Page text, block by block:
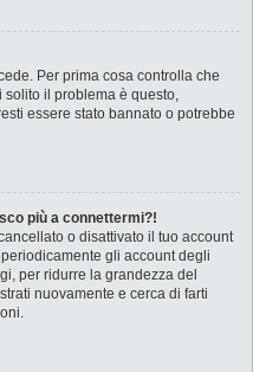
Per prima cosa controlla che
solito il problema è questo,
essere stato bannato o potrebbe
più a connettermi?!
o disattivato il tuo account
gli account degli
per ridurre la grandezza del
nuovamente e cerca di farti